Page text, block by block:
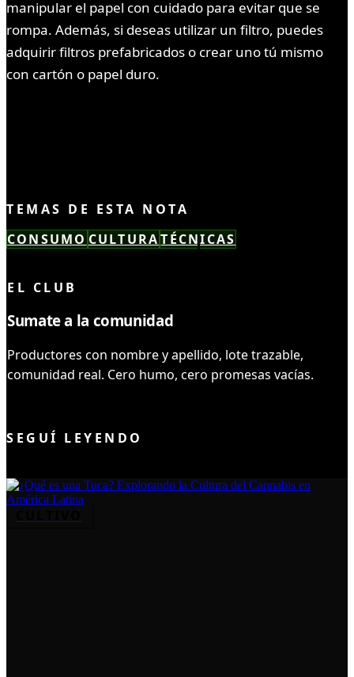
manipular el papel con cuidado para evitar que se
rompa. Además, si deseas utilizar un filtro, puedes
adquirir filtros prefabricados o crear uno tú mismo
con cartón o papel duro.
TEMAS DE ESTA NOTA
CONSUMO CULTURATÉCNICAS
EL CLUB
Sumate a la comunidad
Productores con nombre y apellido, lote trazable,
comunidad real. Cero humo, cero promesas vacías.
SEGUÍ LEYENDO